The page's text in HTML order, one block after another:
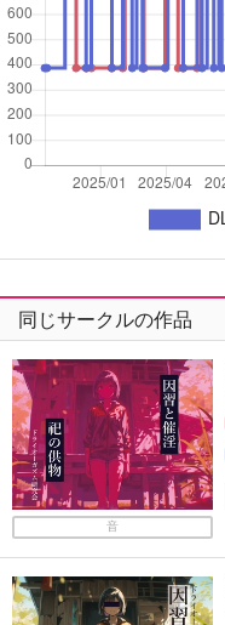
同じサークルの作品
音